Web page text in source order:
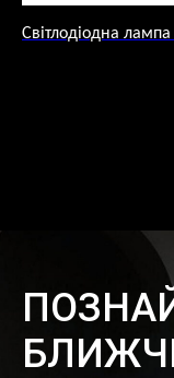
Світлодіодна